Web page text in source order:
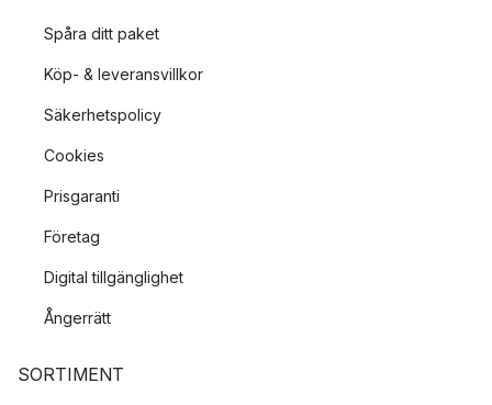
Spåra ditt paket
Köp- & leveransvillkor
Säkerhetspolicy
Cookies
Prisgaranti
Företag
Digital tillgänglighet
Ångerrätt
SORTIMENT